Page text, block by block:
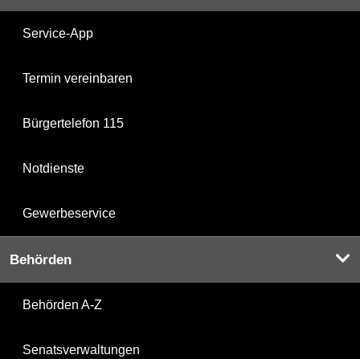
Service-App
Termin vereinbaren
Bürgertelefon 115
Notdienste
Gewerbeservice
Behörden
Behörden A-Z
Senatsverwaltungen